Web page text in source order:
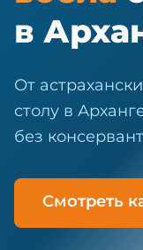
в
От
столу в
без
Смотреть